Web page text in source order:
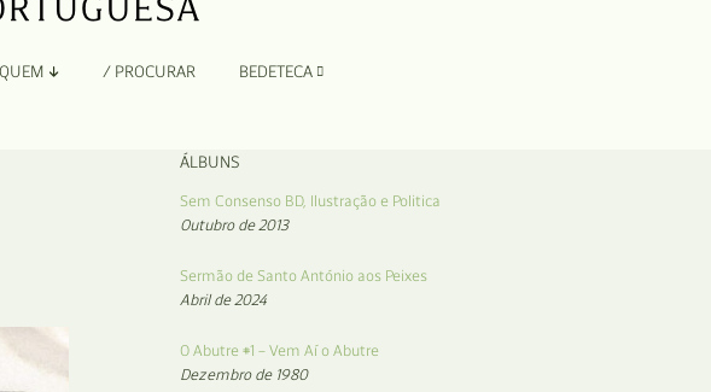
/ PROCURAR BEDETECA
ÁLBUNS
Sem Consenso BD, Ilustração e Politica
Outubro de 2013
Sermão de Santo António aos Peixes
Abril de 2024
O Abutre #1 – Vem Aí o Abutre
Dezembro de 1980